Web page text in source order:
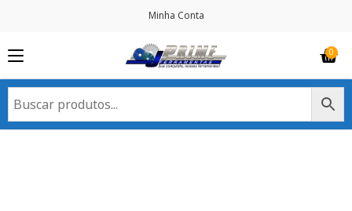
Minha Conta